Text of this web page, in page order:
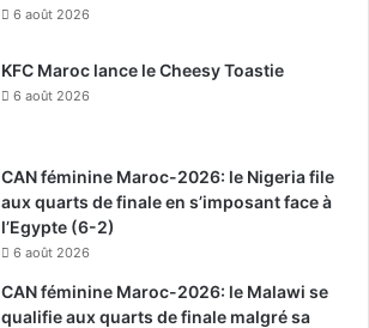
6 août 2026
KFC Maroc lance le Cheesy Toastie
6 août 2026
CAN féminine Maroc-2026: le Nigeria file
aux quarts de finale en s’imposant face à
l’Egypte (6-2)
6 août 2026
CAN féminine Maroc-2026: le Malawi se
qualifie aux quarts de finale malgré sa